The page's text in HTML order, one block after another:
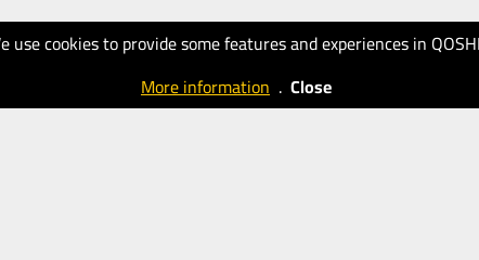
use cookies to provide some features and experiences in
More information . Close